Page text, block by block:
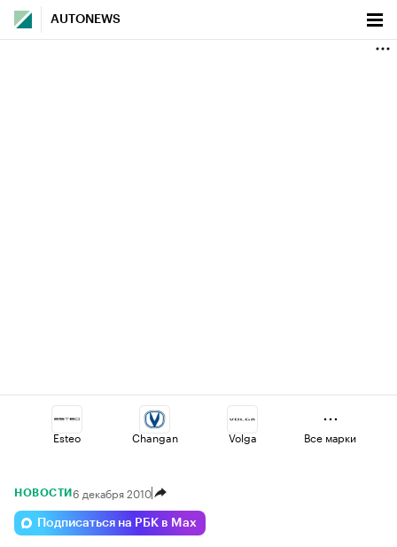
AUTONEWS
Esteo Changan Volga
Geely Voyah
Все марки
НОВОСТИ 6 декабря 2010
Подписаться на РБК в Max